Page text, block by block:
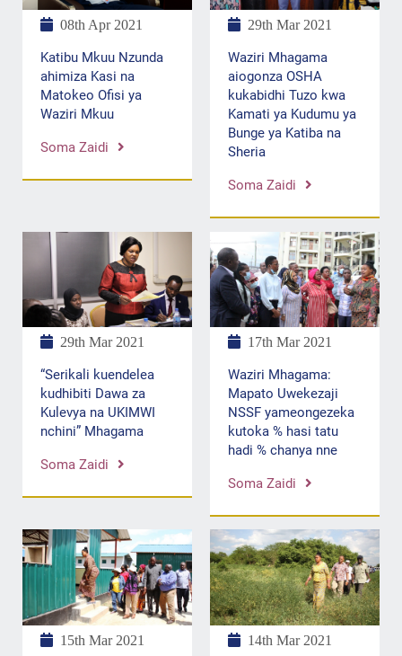
08th Apr 2021
Katibu Mkuu Nzunda
ahimiza Kasi na
Matokeo Ofisi ya
Waziri Mkuu
Soma Zaidi
29th Mar 2021
Waziri Mhagama
aiogonza OSHA
kukabidhi Tuzo kwa
Kamati ya Kudumu ya
Bunge ya Katiba na
Sheria
Soma Zaidi
29th Mar 2021
“Serikali kuendelea
kudhibiti Dawa za
Kulevya na UKIMWI
nchini” Mhagama
Soma Zaidi
17th Mar 2021
Waziri Mhagama:
Mapato Uwekezaji
NSSF yameongezeka
kutoka % hasi tatu
hadi % chanya nne
Soma Zaidi
15th Mar 2021 14th Mar 2021